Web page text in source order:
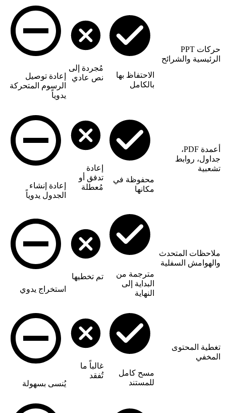
حركات PPT
الرئيسية والشرائح
الاحتفاظ بها
بالكامل
مُجردة إلى
نص عادي
إعادة توصيل
الرسوم المتحركة
يدوياً
أعمدة PDF،
جداول، روابط
تشعبية
محفوظة في
مكانها
إعادة
تدفق أو
مُعطلة
إعادة إنشاء
الجدول يدوياً
ملاحظات المتحدث
والهوامش السفلية
مترجمة من
البداية إلى
النهاية
تم تخطيها
استخراج يدوي
تغطية المحتوى
المخفي
مسح كامل
للمستند
غالباً ما
تُفقد
يُنسى بسهولة